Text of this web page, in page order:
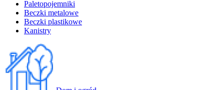
Paletopojemniki
Beczki metalowe
Beczki plastikowe
Kanistry